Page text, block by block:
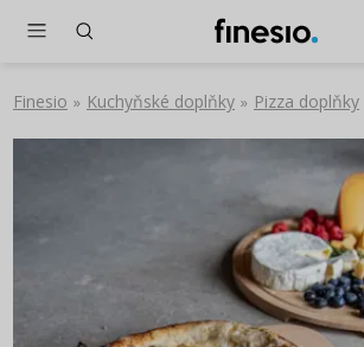
Finesio » Kuchyňské doplňky » Pizza doplňky